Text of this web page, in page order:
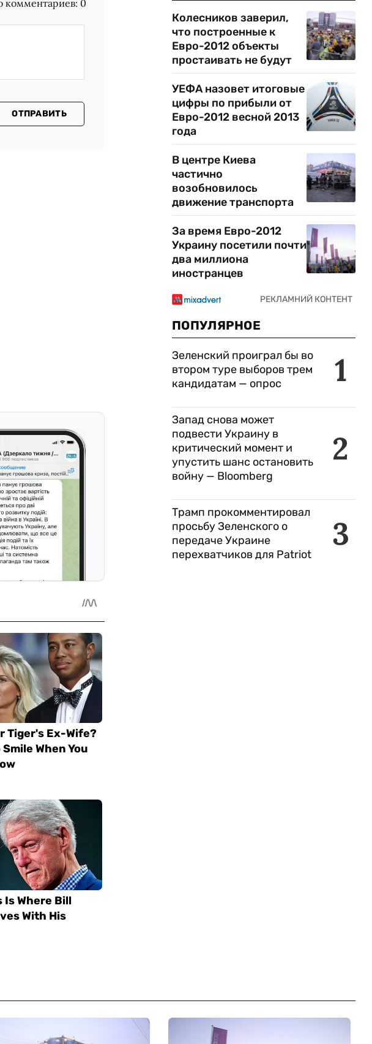
комментариев: 0
ОТПРАВИТЬ
Колесников заверил,
что построенные к
Евро-2012 объекты
простаивать не будут
УЕФА назовет итоговые
цифры по прибыли от
Евро-2012 весной 2013
года
В центре Киева
частично
возобновилось
движение транспорта
За время Евро-2012
Украину посетили почти
два миллиона
иностранцев
ПОПУЛЯРНОЕ
1
Зеленский проиграл бы во
втором туре выборов трем
кандидатам — опрос
2
Запад снова может
подвести Украину в
критический момент и
упустить шанс остановить
войну — Bloomberg
3
Трамп прокомментировал
просьбу Зеленского о
передаче Украине
перехватчиков для Patriot